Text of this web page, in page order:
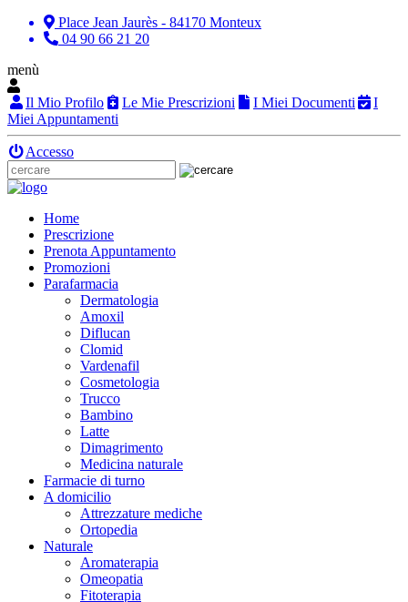
Place Jean Jaurès - 84170 Monteux
04 90 66 21 20
menù
Il Mio Profilo Le Mie Prescrizioni I Miei Documenti
I
Miei Appuntamenti
Accesso
Home
Prescrizione
Prenota Appuntamento
Promozioni
Parafarmacia
Dermatologia
Amoxil
Diflucan
Clomid
Vardenafil
Cosmetologia
Trucco
Bambino
Latte
Dimagrimento
Medicina naturale
Farmacie di turno
A domicilio
Attrezzature mediche
Ortopedia
Naturale
Aromaterapia
Omeopatia
Fitoterapia